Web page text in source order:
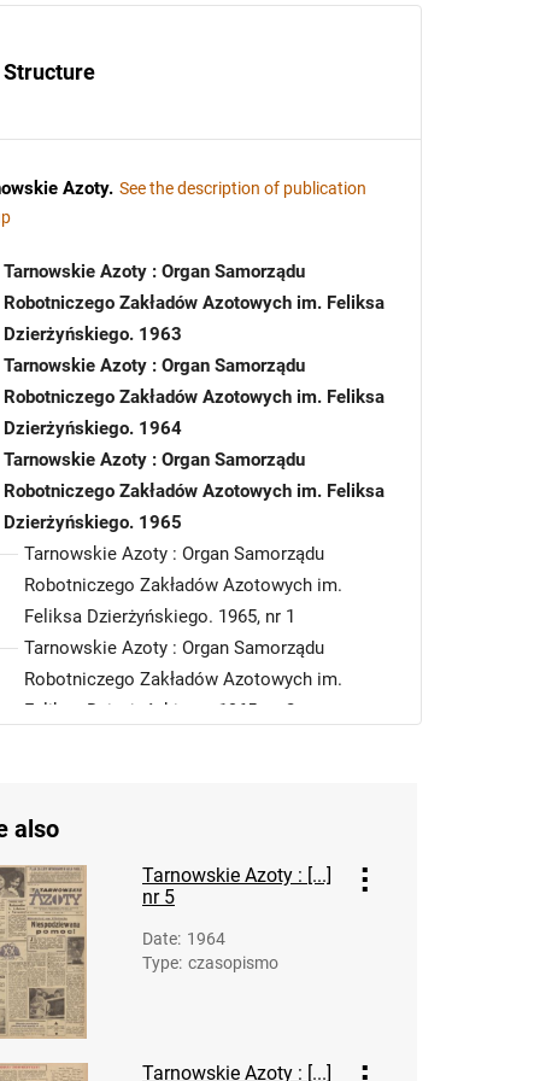
Structure
Azoty. See the description of publication
Tarnowskie Azoty : Organ Samorządu
Robotniczego Zakładów Azotowych im. Feliksa
Dzierżyńskiego. 1963
Tarnowskie Azoty : Organ Samorządu
Robotniczego Zakładów Azotowych im. Feliksa
Dzierżyńskiego. 1964
Tarnowskie Azoty : Organ Samorządu
Robotniczego Zakładów Azotowych im. Feliksa
Dzierżyńskiego. 1965
Tarnowskie Azoty : Organ Samorządu
Robotniczego Zakładów Azotowych im.
Feliksa Dzierżyńskiego. 1965, nr 1
Tarnowskie Azoty : Organ Samorządu
Robotniczego Zakładów Azotowych im.
Feliksa Dzierżyńskiego. 1965, nr 2
Tarnowskie Azoty : Organ Samorządu
Robotniczego Zakładów Azotowych im.
Feliksa Dzierżyńskiego. 1965, nr 4
Tarnowskie Azoty : Organ Samorządu
Robotniczego Zakładów Azotowych im.
Feliksa Dzierżyńskiego. 1965, nr 5
Tarnowskie Azoty : Organ Samorządu
also
Tarnowskie Azoty : [...]
nr 5
Date: 1964
Type: czasopismo
Tarnowskie Azoty : [...]